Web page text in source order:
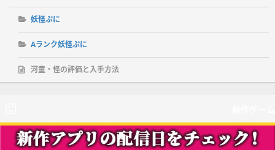
妖怪ぷに
Aランク妖怪ぷに
河童・怪の評価と入手方法